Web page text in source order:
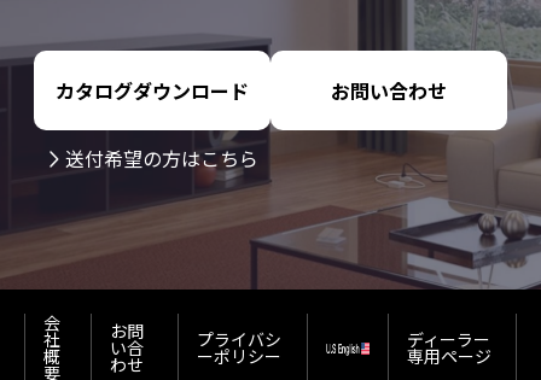
カタログダウンロード
送付希望の方はこちら
お問い合わせ
会
社
概
要
お問
い合
わせ
プライバシ
ーポリシー
ディーラー
専用ページ